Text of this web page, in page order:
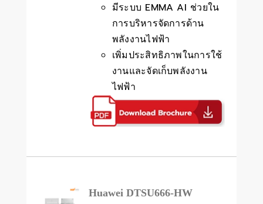
มีระบบ EMMA AI ช่วยใน
การบริหารจัดการด้าน
พลังงานไฟฟ้า
เพิ่มประสิทธิภาพในการใช้
งานและจัดเก็บพลังงาน
ไฟฟ้า
Huawei DTSU666-HW